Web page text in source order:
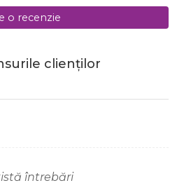
o recenzie
clienților
întrebări